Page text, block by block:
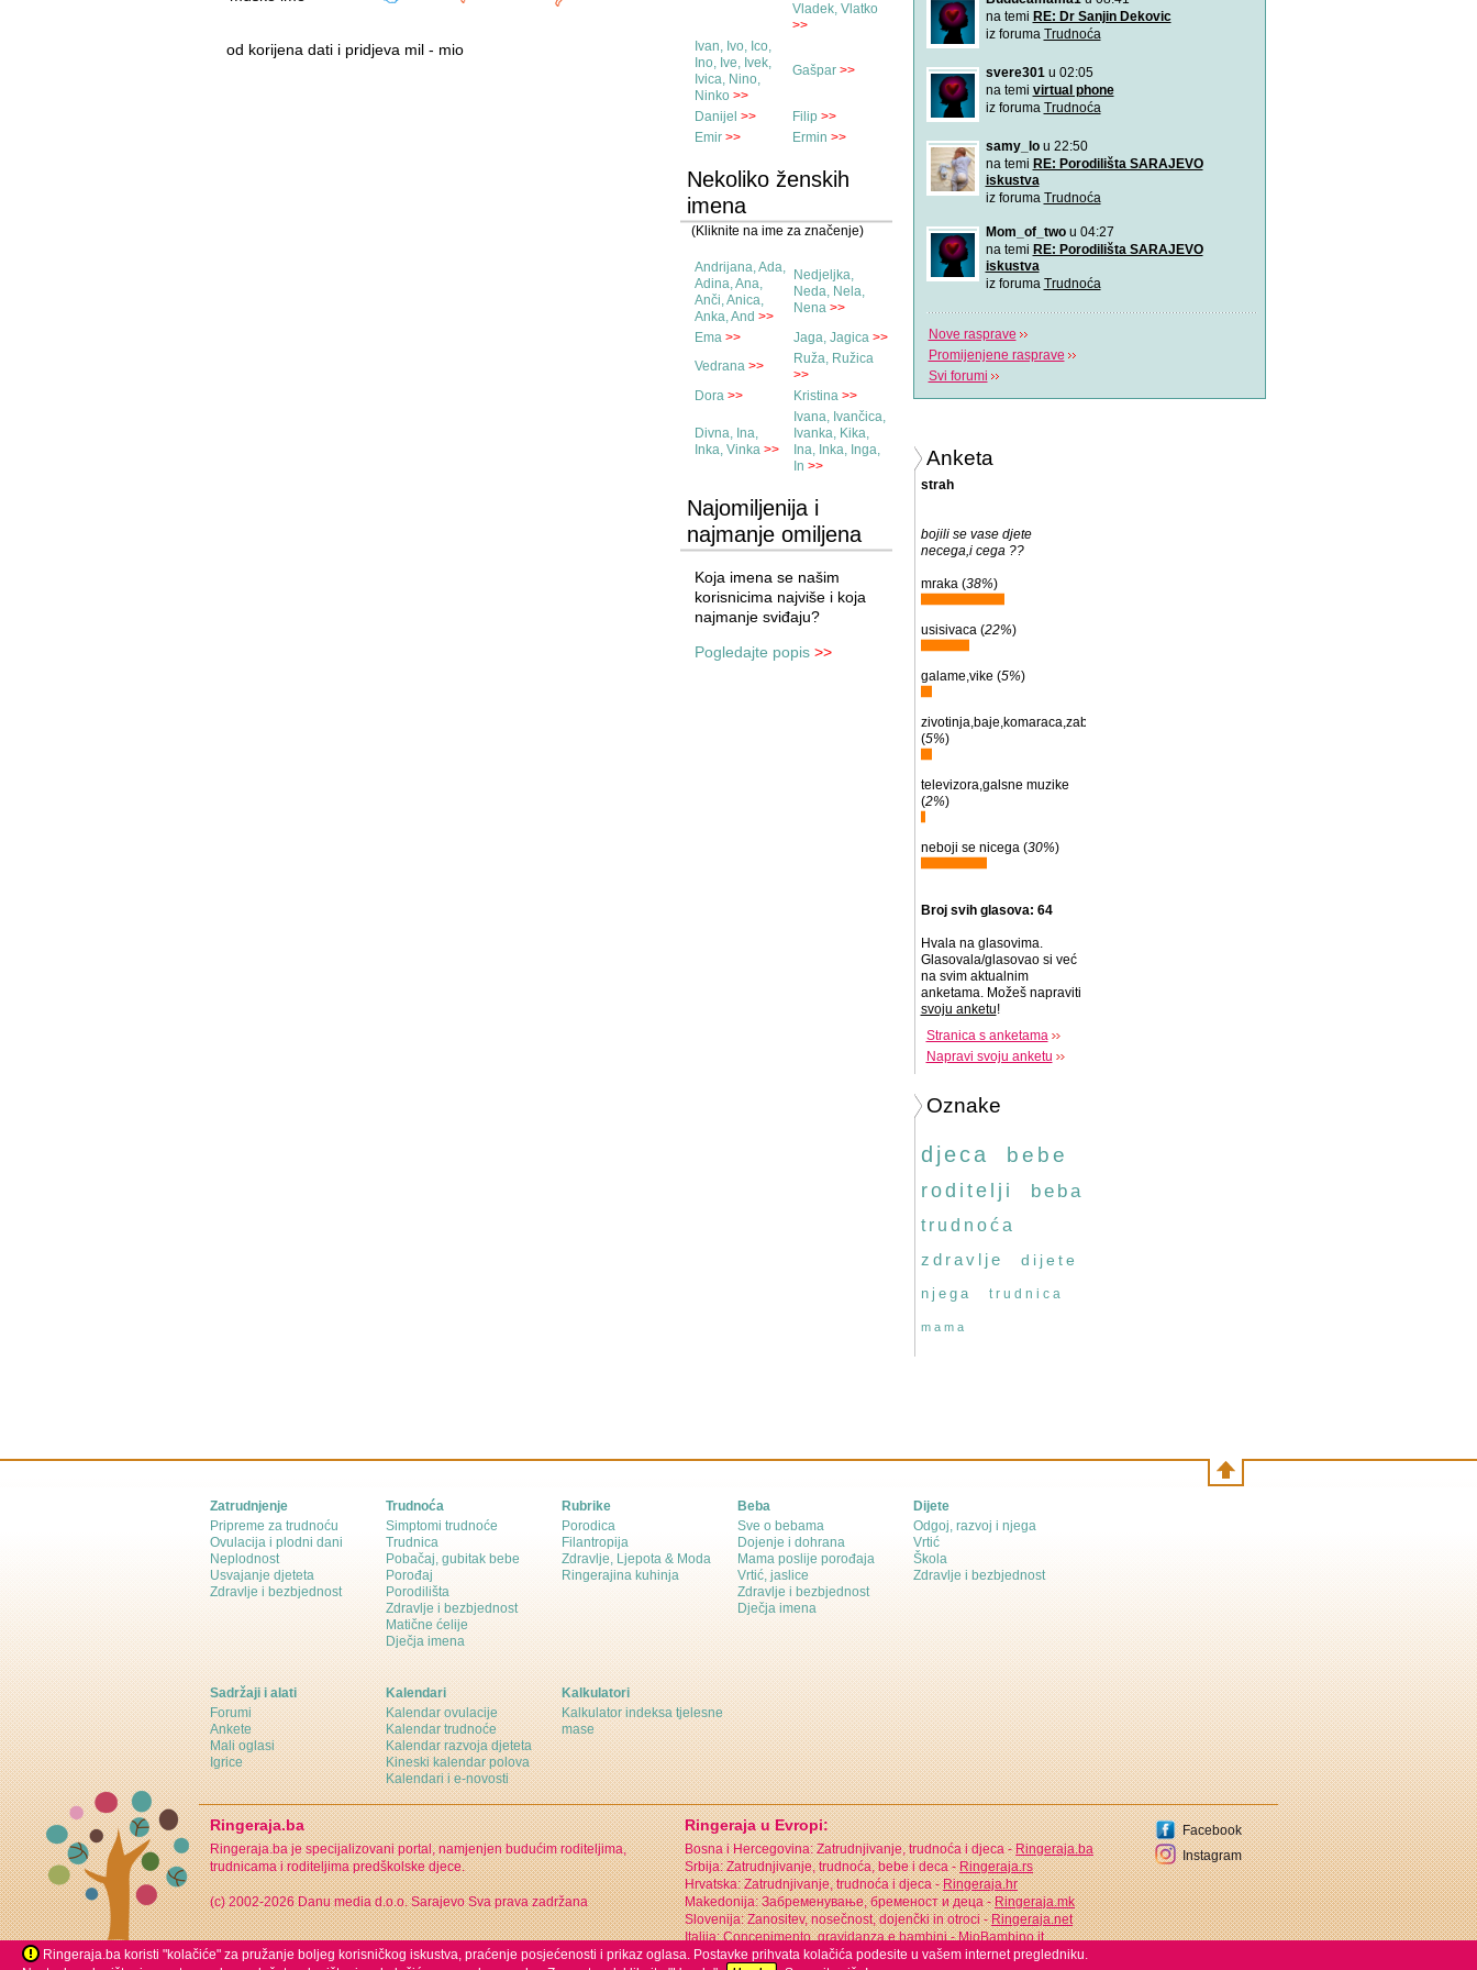
Ringeraja.ba koristi "kolačiće" za pružanje boljeg korisničkog iskustva, praćenje posjećenosti i prikaz oglasa. Postavke prihvata kolačića podesite u vašem internet pregledniku.
od korijena dati i pridjeva mil - mio
Vladek, Vlatko
>>
Ivan, Ivo, Ico,
Ino, Ive, Ivek,
Ivica, Nino,
Ninko >>
Gašpar >>
Danijel >> Filip >>
Emir >> Ermin >>
Nekoliko ženskih
imena
(Kliknite na ime za značenje)
Andrijana, Ada,
Adina, Ana,
Anči, Anica,
Anka, And >>
Nedjeljka,
Neda, Nela,
Nena >>
Ema >> Jaga, Jagica >>
Vedrana >>
Ruža, Ružica
>>
Dora >> Kristina >>
Divna, Ina,
Inka, Vinka >>
Ivana, Ivančica,
Ivanka, Kika,
Ina, Inka, Inga,
In >>
Najomiljenija i
najmanje omiljena
Koja imena se našim
korisnicima najviše i koja
najmanje sviđaju?
Pogledajte popis >>
na temi RE: Dr Sanjin Dekovic
iz foruma Trudnoća
svere301u 02:05
na temi virtual phone
iz foruma Trudnoća
samy_lou 22:50
na temi RE: Porodilišta SARAJEVO
iskustva
iz foruma Trudnoća
Mom_of_twou 04:27
na temi RE: Porodilišta SARAJEVO
iskustva
iz foruma Trudnoća
Nove rasprave
Promijenjene rasprave
Svi forumi
Anketa
strah
bojili se vase djete
necega,i cega ??
mraka (38%)
usisivaca (22%)
galame,vike (5%)
zivotinja,baje,komaraca,zaba
(5%)
televizora,galsne muzike
(2%)
neboji se nicega (30%)
Broj svih glasova: 64
Hvala na glasovima.
Glasovala/glasovao si već
na svim aktualnim
anketama. Možeš napraviti
svoju anketu!
Stranica s anketama
Napravi svoju anketu
Oznake
djeca bebe
roditelji beba
trudnoća
zdravlje
dijete
njega trudnica
mama
Zatrudnjenje
Pripreme za trudnoću
Ovulacija i plodni dani
Neplodnost
Usvajanje djeteta
Zdravlje i bezbjednost
Trudnoća
Simptomi trudnoće
Trudnica
Pobačaj, gubitak bebe
Porođaj
Porodilišta
Zdravlje i bezbjednost
Matične ćelije
Dječja imena
Rubrike
Porodica
Filantropija
Zdravlje, Ljepota & Moda
Ringerajina kuhinja
Beba
Sve o bebama
Dojenje i dohrana
Mama poslije porođaja
Vrtić, jaslice
Zdravlje i bezbjednost
Dječja imena
Dijete
Odgoj, razvoj i njega
Vrtić
Škola
Zdravlje i bezbjednost
Sadržaji i alati
Forumi
Ankete
Mali oglasi
Igrice
Kalendari
Kalendar ovulacije
Kalendar trudnoće
Kalendar razvoja djeteta
Kineski kalendar polova
Kalendari i e-novosti
Kalkulatori
Kalkulator indeksa tjelesne
mase
Ringeraja.ba
Ringeraja.ba je specijalizovani portal, namjenjen budućim roditeljima,
trudnicama i roditeljima predškolske djece.
(c) 2002-2026 Danu media d.o.o. Sarajevo Sva prava zadržana
Ringeraja u Evropi:
Bosna i Hercegovina: Zatrudnjivanje, trudnoća i djeca -Ringeraja.ba
Srbija: Zatrudnjivanje, trudnoća, bebe i deca -Ringeraja.rs
Hrvatska: Zatrudnjivanje, trudnoća i djeca -Ringeraja.hr
Makedonija: Забременување, бременост и деца -Ringeraja.mk
Slovenija: Zanositev, nosečnost, dojenčki in otroci -Ringeraja.net
Italija: Concepimento, gravidanza e bambini -MioBambino.it
Facebook
Instagram